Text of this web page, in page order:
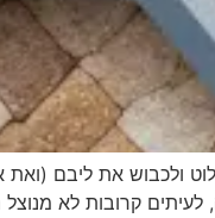
ולכבוש את ליבם
קרובות לא